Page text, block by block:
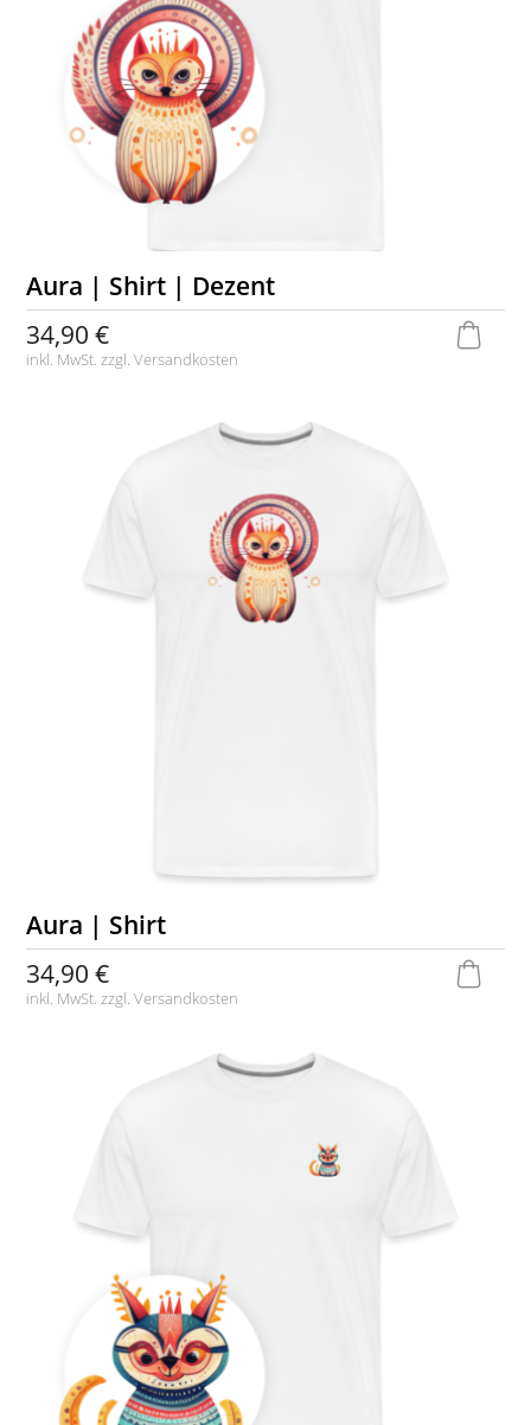
Aura | Shirt | Dezent
34,90 €
inkl. MwSt. zzgl.Versandkosten
Aura | Shirt
34,90 €
inkl. MwSt. zzgl.Versandkosten